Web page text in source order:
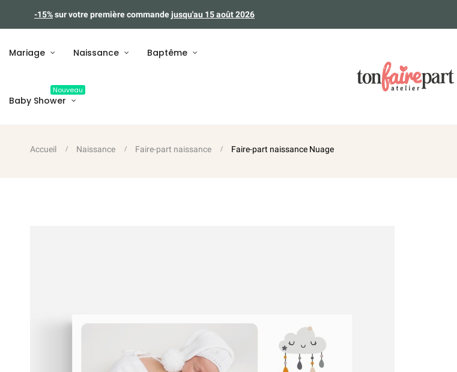
-15%sur votre première commandejusqu'au 15 août 2026
Mariage Naissance Baptême
Baby Shower
Nouveau
Accueil Naissance Faire-part naissance Faire-part naissance Nuage